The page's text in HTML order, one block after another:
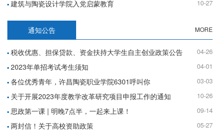
建筑与陶瓷设计学院入党启蒙教育 10-27
通知公告 MORE
税收优惠、担保贷款、资金扶持大学生自主创业政策公告 04-26
2023年单招考试考生须知 04-01
各位优秀青年，许昌陶瓷职业学院6301呼叫你 03-03
关于开展2023年度教学改革研究项目申报工作的通知 10-26
思政第一课 | 明晚7点半，一起来上课！ 09-14
两封信！关于高校资助政策 05-27